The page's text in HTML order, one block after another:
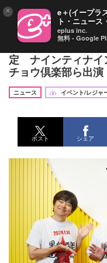
『男・出川哲朗還
定 ナインティナイ
チョウ倶楽部ら出演
ニュース
イベント/レジャ
ポスト シェア
× e＋(イープラ
ト・ニュース
eplus inc.
無料 - Google